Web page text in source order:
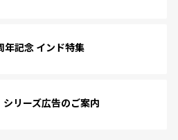
年記念 インド特集
シリーズ広告のご案内